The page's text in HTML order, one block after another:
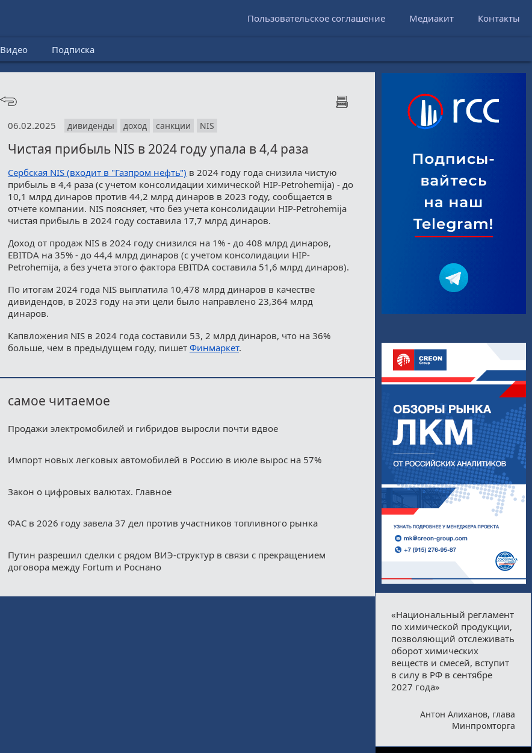
Пользовательское соглашение Медиакит Контакты
Видео Подписка
06.02.2025 дивиденды доход санкции NIS
Чистая прибыль NIS в 2024 году упала в 4,4 раза
Сербская NIS (входит в "Газпром нефть") в 2024 году года снизила чистую
прибыль в 4,4 раза (с учетом консолидации химической HIP-Petrohemija) - до
10,1 млрд динаров против 44,2 млрд динаров в 2023 году, сообщается в
отчете компании. NIS поясняет, что без учета консолидации HIP-Petrohemija
чистая прибыль в 2024 году составила 17,7 млрд динаров.
Доход от продаж NIS в 2024 году снизился на 1% - до 408 млрд динаров,
EBITDA на 35% - до 44,4 млрд динаров (с учетом консолидации HIP-
Petrohemija, а без учета этого фактора EBITDA составила 51,6 млрд динаров).
По итогам 2024 года NIS выплатила 10,478 млрд динаров в качестве
дивидендов, в 2023 году на эти цели было направлено 23,364 млрд
динаров.
Капвложения NIS в 2024 года составили 53, 2 млрд динаров, что на 36%
больше, чем в предыдущем году, пишет Финмаркет.
самое читаемое
Продажи электромобилей и гибридов выросли почти вдвое
Импорт новых легковых автомобилей в Россию в июле вырос на 57%
Закон о цифровых валютах. Главное
ФАС в 2026 году завела 37 дел против участников топливного рынка
Путин разрешил сделки с рядом ВИЭ-структур в связи с прекращением
договора между Fortum и Роснано
«Национальный регламент
по химической продукции,
позволяющий отслеживать
оборот химических
веществ и смесей, вступит
в силу в РФ в сентябре
2027 года»
Антон Алиханов, глава
Минпромторга